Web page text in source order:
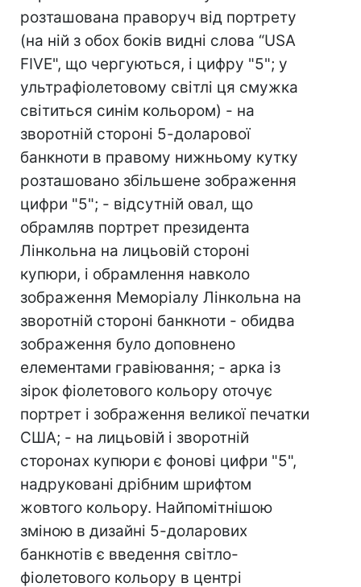
розташована праворуч від портрету
(на ній з обох боків видні слова “USA
FIVE", що чергуються, і цифру "5"; у
ультрафіолетовому світлі ця смужка
світиться синім кольором) - на
зворотній стороні 5-доларової
банкноти в правому нижньому кутку
розташовано збільшене зображення
цифри "5"; - відсутній овал, що
обрамляв портрет президента
Лінкольна на лицьовій стороні
купюри, і обрамлення навколо
зображення Меморіалу Лінкольна на
зворотній стороні банкноти - обидва
зображення було доповнено
елементами гравіювання; - арка із
зірок фіолетового кольору оточує
портрет і зображення великої печатки
США; - на лицьовій і зворотній
сторонах купюри є фонові цифри "5",
надруковані дрібним шрифтом
жовтого кольору. Найпомітнішою
зміною в дизайні 5-доларових
банкнотів є введення свiтло-
фіолетового кольору в центрі